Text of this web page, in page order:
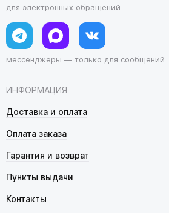
ИНФОРМАЦИЯ
Доставка и оплата
Оплата заказа
Гарантия и возврат
Пункты выдачи
Контакты
для электронных обращений
мессенджеры — только для сообщений